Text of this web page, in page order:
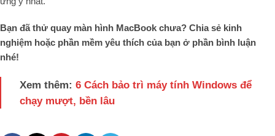
Bạn đã thử quay màn hình MacBook chưa? Chia sẻ kinh
nghiệm hoặc phần mềm yêu thích của bạn ở phần bình luận
nhé!
Xem thêm: 6 Cách bảo trì máy tính Windows để
chạy mượt, bền lâu